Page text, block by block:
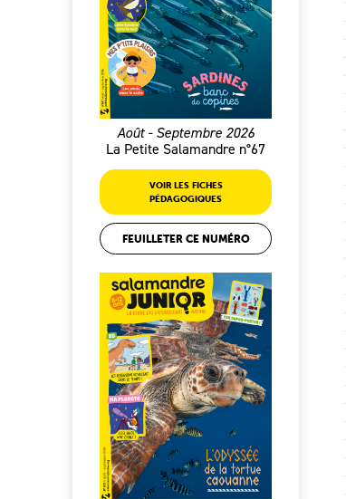
Août - Septembre 2026
La Petite Salamandre n°67
VOIR LES FICHES
PÉDAGOGIQUES
FEUILLETER CE NUMÉRO